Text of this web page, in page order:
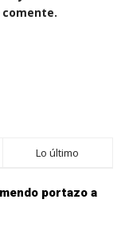
Lo último
portazo a